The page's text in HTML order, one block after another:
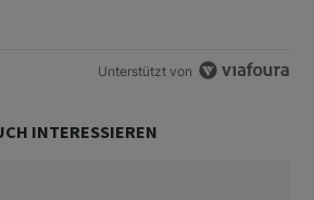
Unterstützt von
INTERESSIEREN